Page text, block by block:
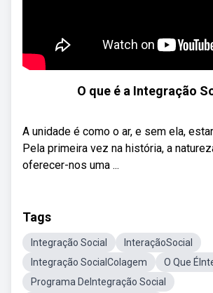
O que é a Integração
A unidade é como o ar, e sem ela,
Pela primeira vez na história, a
oferecer-nos uma ...
Tags
Integração Social
InteraçãoSocial
Integração SocialColagem
O Que
Programa DeIntegração Social